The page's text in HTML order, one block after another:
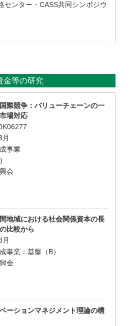
センター・CASS共同シンポジウ
金等の研究
際競争：バリューチェーンの一
場対応
月
事業
会
地域における社会関係資本の長
比較から
月
事業：基盤（B）
会
ーションマネジメント理論の構